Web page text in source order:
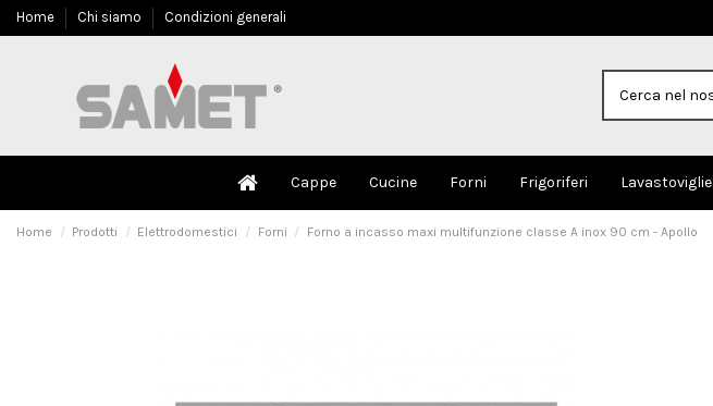
Home Chi siamo Condizioni generali
Cappe Cucine Forni Frigoriferi Lavastoviglie
Home Prodotti Elettrodomestici Forni Forno a incasso maxi multifunzione classe A inox 90 cm - Apollo